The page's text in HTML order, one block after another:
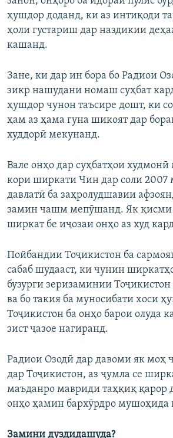
ҳушдор доданд, ки аз интиқоди
ҳоли густариш дар наздикии
кашанд.
Зане, ки дар ин бора бо Радиои
зикр нашудани номаш суҳбат
ҳушдор чунон таъсире дошт, ки
ҳам аз ҳама гуна шикоят дар
худдорӣ мекунанд.
Вале онҳо дар суҳбатҳои худмонӣ
кори ширкати Чин дар соли 2007
давлатӣ ба заҳролудшавии
замин чашм мепӯшанд. Як қисми
ширкат бе иҷозаи онҳо аз худ
Пойбандии Тоҷикистон ба
сабаб шудааст, ки чунин
бузурги зеризаминии
ва бо такия ба муносибати хоси
Тоҷикистон ба онҳо барои олуда
зист ҷазое нагиранд.
Радиои Озодӣ дар давоми як моҳ
дар Тоҷикистон, аз ҷумла се
маъданро мавриди таҳқиқ қарор
онҳо ҳамин бархӯрдро мушоҳида
Замини дуздидашуда?